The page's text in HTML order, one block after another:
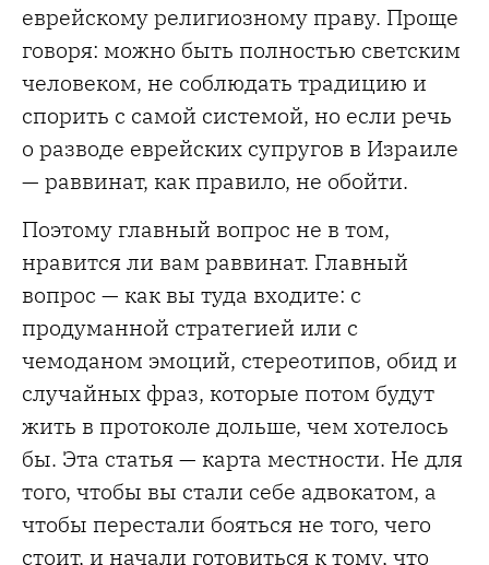
еврейскому религиозному праву. Проще
говоря: можно быть полностью светским
человеком, не соблюдать традицию и
спорить с самой системой, но если речь
о разводе еврейских супругов в Израиле
— раввинат, как правило, не обойти.
Поэтому главный вопрос не в том,
нравится ли вам раввинат. Главный
вопрос — как вы туда входите: с
продуманной стратегией или с
чемоданом эмоций, стереотипов, обид и
случайных фраз, которые потом будут
жить в протоколе дольше, чем хотелось
бы. Эта статья — карта местности. Не для
того, чтобы вы стали себе адвокатом, а
чтобы перестали бояться не того, чего
стоит, и начали готовиться к тому, что